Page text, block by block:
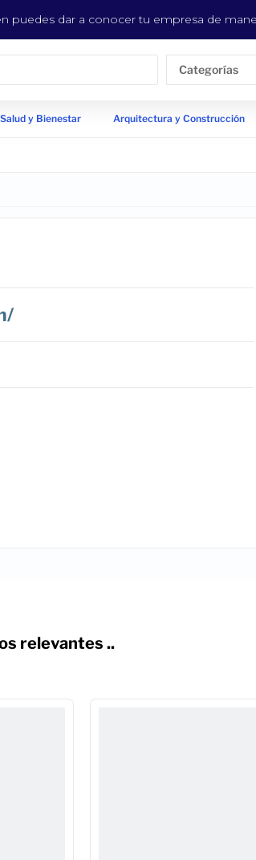
puedes dar a conocer tu empresa de
Categorías
Salud y Bienestar Arquitectura y Construcción
relevantes ..